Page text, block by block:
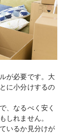
が必要です。大
に小分けするの
、なるべく安く
しれません。
いるか見分けが